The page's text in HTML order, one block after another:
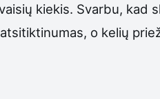
kiekis. Svarbu, kad
o kelių